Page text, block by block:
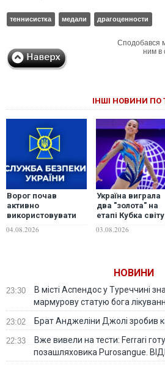
теннисистка медали драгоценности
Сподобався
ним в
ІНШІ НОВИНИ ПО
Ворог почав
активно
використовувати
намагаючись убити
04.08.2026
Україна виграла
два "золота" на
етапі Кубка світу
аеробіки
03.08.2026
НОВИНИ
23:30
В місті Аспендос у Туреччині
мармурову статую бога
23:02 Брат Анджеліни Джолі зробив
22:33
Вже вивели на тести: Ferrari
позашляховика Purosangue.